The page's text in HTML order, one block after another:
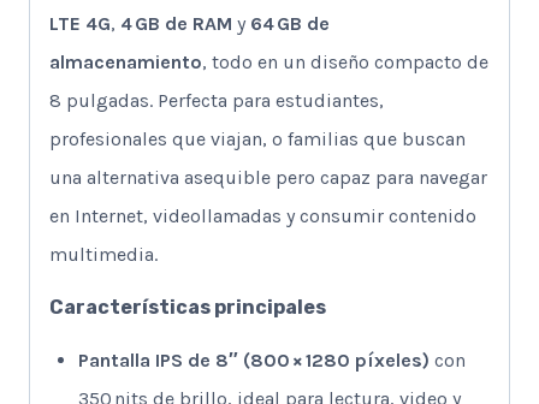
LTE 4G, 4 GB de RAM y 64 GB de
almacenamiento, todo en un diseño compacto de
8 pulgadas. Perfecta para estudiantes,
profesionales que viajan, o familias que buscan
una alternativa asequible pero capaz para navegar
en Internet, videollamadas y consumir contenido
multimedia.
Características principales
Pantalla IPS de 8″ (800 × 1280 píxeles) con
350 nits de brillo, ideal para lectura, video y